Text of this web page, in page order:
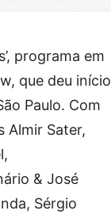
programa em
que deu início
Paulo. Com
Almir Sater,
& José
Sérgio